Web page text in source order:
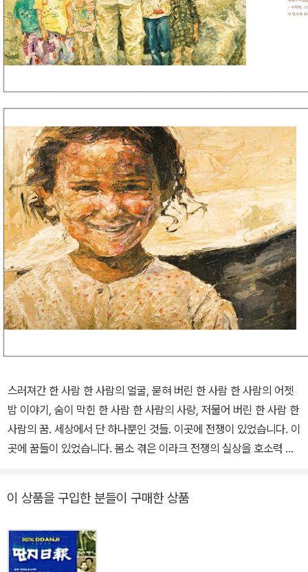
스러져간 한 사람 한 사람의 얼굴, 묻혀 버린 한 사람 한 사람의 어젯
밤 이야기, 숨이 막힌 한 사람 한 사람의 사랑, 저물어 버린 한 사람 한
사람의 꿈. 세상에서 단 하나뿐인 것들. 이곳에 전쟁이 있었습니다. 이
곳에 꿈들이 있었습니다. 몸소 겪은 이라크 전쟁의 실상을 호소력 있
다드 외곽에 미사일을 퍼붓는 것으로 대대적인 침공을 시작했다. 후
만, 실제로 그것은 ‘공허한 은유’일 뿐 미국이 전쟁을 일으킴으로써 얻
는 이득이 무엇인지 누구라도 알아차릴 수 있었다. 같은 해, 오로지 전
이 상품을 구입한 분들이 구매한 상품